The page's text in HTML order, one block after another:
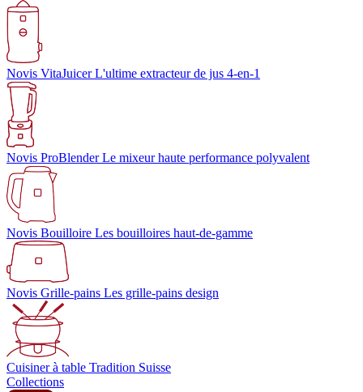
Novis VitaJuicer L'ultime extracteur de jus 4-en-1
Novis ProBlender Le mixeur haute performance polyvalent
Novis Bouilloire Les bouilloires haut-de-gamme
Novis Grille-pains Les grille-pains design
Cuisiner à table Tradition Suisse
Collections